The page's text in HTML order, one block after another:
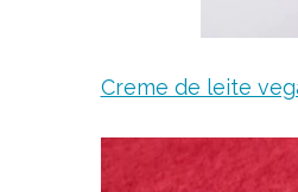
Creme de leite